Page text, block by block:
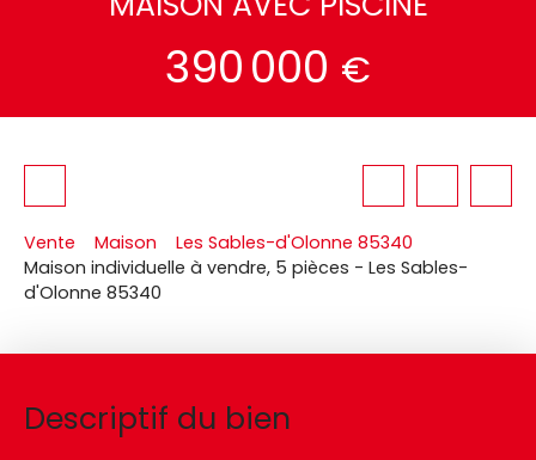
390 000 €
Vente Maison
Les Sables-d'Olonne 85340
Maison individuelle à vendre, 5 pièces - Les Sables-
d'Olonne 85340
Descriptif du bien